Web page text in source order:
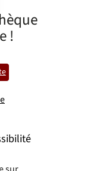
!